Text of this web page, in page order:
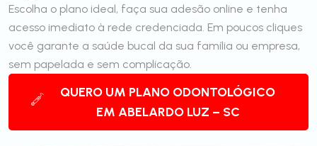
Escolha o plano ideal, faça sua adesão online e tenha
acesso imediato à rede credenciada. Em poucos cliques
você garante a saúde bucal da sua família ou empresa,
sem papelada e sem complicação.
QUERO UM PLANO ODONTOLÓGICO
EM ABELARDO LUZ – SC